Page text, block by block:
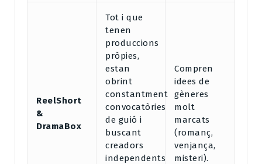
ReelShort
&
DramaBox
Tot i que
tenen
produccions
pròpies,
estan
obrint
constantment
convocatòries
de guió i
buscant
creadors
independents
Compren
idees de
gèneres
molt
marcats
(romanç,
venjança,
misteri).